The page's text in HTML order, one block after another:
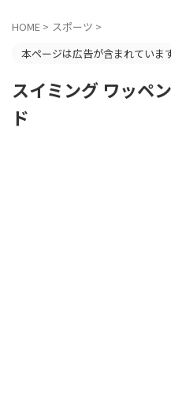
HOME > スポーツ >
本ページは広告が含まれていま
スイミング ワッペ
ド